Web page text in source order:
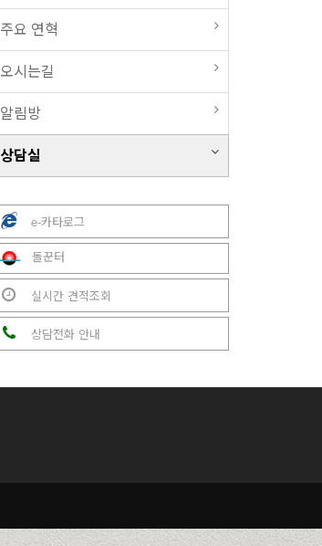
주요 연혁
오시는길
알림방
상담실
e-카타로그
돌꾼터
실시간 견적조회
상담전화 안내